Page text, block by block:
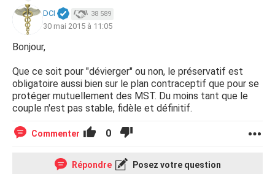
DCI 38 589
30 mai 2015 à 11:05
Bonjour,
Que ce soit pour "dévierger" ou non, le préservatif est
obligatoire aussi bien sur le plan contraceptif que pour se
protéger mutuellement des MST. Du moins tant que le
couple n'est pas stable, fidèle et définitif.
Commenter 0
Répondre Posez votre question